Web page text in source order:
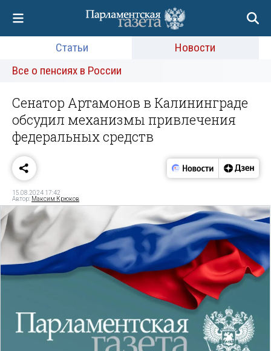
Статьи
Новости
Все о пенсиях в России
Сенатор Артамонов в Калининграде
обсудил механизмы привлечения
федеральных средств
15.08.2024 17:42
Автор: Максим Крюков